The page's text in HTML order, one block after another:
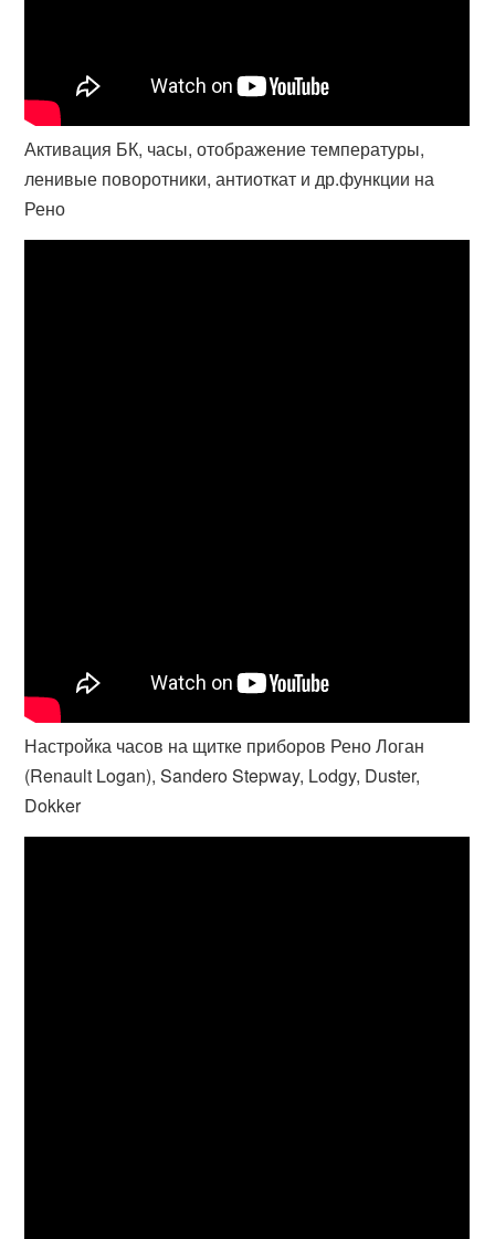
Активация БК, часы, отображение температуры,
ленивые поворотники, антиоткат и др.функции на
Рено
Настройка часов на щитке приборов Рено Логан
(Renault Logan), Sandero Stepway, Lodgy, Duster,
Dokker